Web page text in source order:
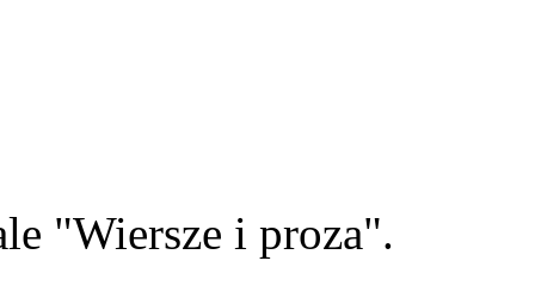
"Wiersze i proza".